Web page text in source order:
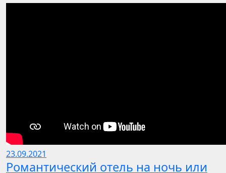
23.09.2021
Романтический отель на ночь или